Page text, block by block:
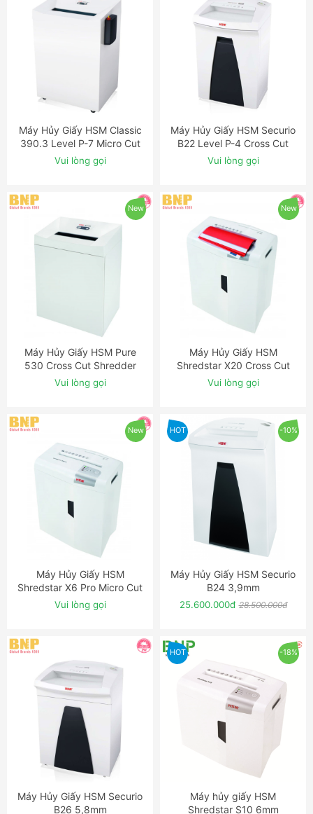
ĐẶT NGAY
Máy Hủy Giấy HSM Classic
390.3 Level P-7 Micro Cut
Shredder with Automatic
Oiler
Vui lòng gọi
ĐẶT NGAY
Máy Hủy Giấy HSM Securio
B22 Level P-4 Cross Cut
Shredder
Vui lòng gọi
New
ĐẶT NGAY
Máy Hủy Giấy HSM Pure
530 Cross Cut Shredder
Vui lòng gọi
New
ĐẶT NGAY
Máy Hủy Giấy HSM
Shredstar X20 Cross Cut
Shredder
Vui lòng gọi
New
ĐẶT NGAY
Máy Hủy Giấy HSM
Shredstar X6 Pro Micro Cut
Shredder
Vui lòng gọi
HOT -10%
ĐẶT NGAY
Máy Hủy Giấy HSM Securio
B24 3,9mm
25.600.000đ 28.500.000đ
ĐẶT NGAY
Máy Hủy Giấy HSM Securio
B26 5,8mm
HOT -18%
ĐẶT NGAY
Máy hủy giấy HSM
Shredstar S10 6mm